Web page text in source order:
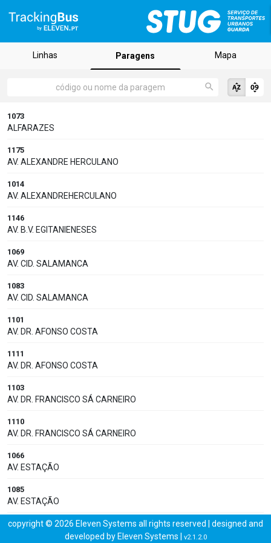
Linhas Paragens Mapa
1073
ALFARAZES
1175
AV. ALEXANDRE HERCULANO
1014
AV. ALEXANDREHERCULANO
1146
AV. B.V. EGITANIENESES
1069
AV. CID. SALAMANCA
1083
AV. CID. SALAMANCA
1101
AV. DR. AFONSO COSTA
1111
AV. DR. AFONSO COSTA
1103
AV. DR. FRANCISCO SÁ CARNEIRO
1110
AV. DR. FRANCISCO SÁ CARNEIRO
1066
AV. ESTAÇÃO
1085
AV. ESTAÇÃO
1077
AV. MONSENHOR M. CARMO
copyright © 2026 Eleven Systems all rights reserved | designed and
developed by Eleven Systems v2.1.2.0